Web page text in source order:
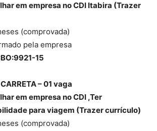
em empresa no CDI Itabira (Trazer
(comprovada)
pela empresa
15
CARRETA – 01 vaga
em empresa no CDI ,Ter
para viagem (Trazer currículo)
(comprovada)